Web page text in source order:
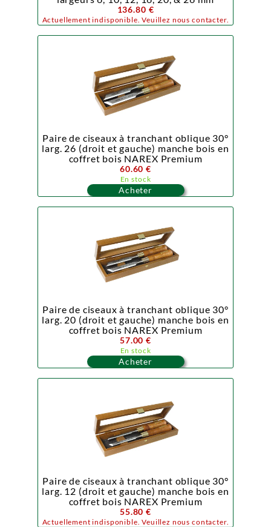
136.80 €
Actuellement indisponible. Veuillez nous contacter.
Paire de ciseaux à tranchant oblique 30°
larg. 26 (droit et gauche) manche bois en
coffret bois NAREX Premium
60.60 €
En stock
Acheter
Paire de ciseaux à tranchant oblique 30°
larg. 20 (droit et gauche) manche bois en
coffret bois NAREX Premium
57.00 €
En stock
Acheter
Paire de ciseaux à tranchant oblique 30°
larg. 12 (droit et gauche) manche bois en
coffret bois NAREX Premium
55.80 €
Actuellement indisponible. Veuillez nous contacter.